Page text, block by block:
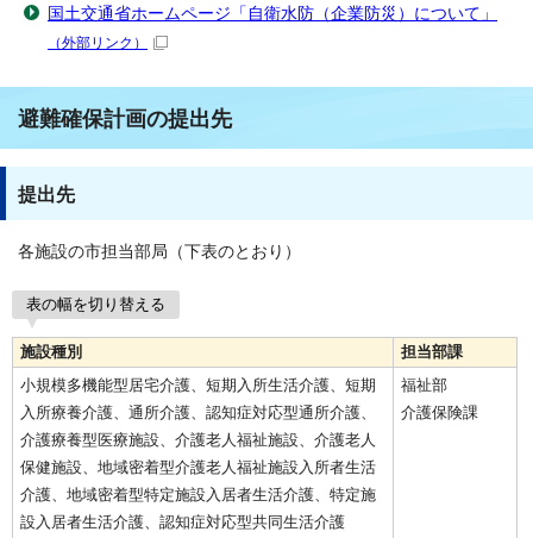
国土交通省ホームページ「自衛水防（企業防災）について」
（外部リンク）
避難確保計画の提出先
提出先
各施設の市担当部局（下表のとおり）
表の幅を切り替える
施設種別
担当部課
小規模多機能型居宅介護、短期入所生活介護、短期
入所療養介護、通所介護、認知症対応型通所介護、
介護療養型医療施設、介護老人福祉施設、介護老人
保健施設、地域密着型介護老人福祉施設入所者生活
介護、地域密着型特定施設入居者生活介護、特定施
設入居者生活介護、認知症対応型共同生活介護
福祉部
介護保険課